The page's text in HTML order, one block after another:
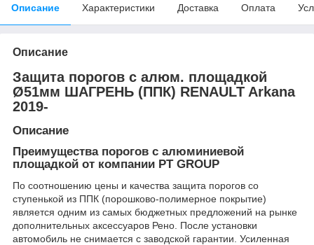
Описание Характеристики Доставка Оплата
Описание
Защита порогов с алюм. площадкой
Ø51мм ШАГРЕНЬ (ППК) RENAULT Arkana
2019-
Описание
Преимущества порогов с алюминиевой
площадкой от компании PT GROUP
По соотношению цены и качества защита порогов со
ступенькой из ППК (порошково-полимерное покрытие)
является одним из самых бюджетных предложений на рынке
дополнительных аксессуаров Рено. После установки
автомобиль не снимается с заводской гарантии. Усиленная